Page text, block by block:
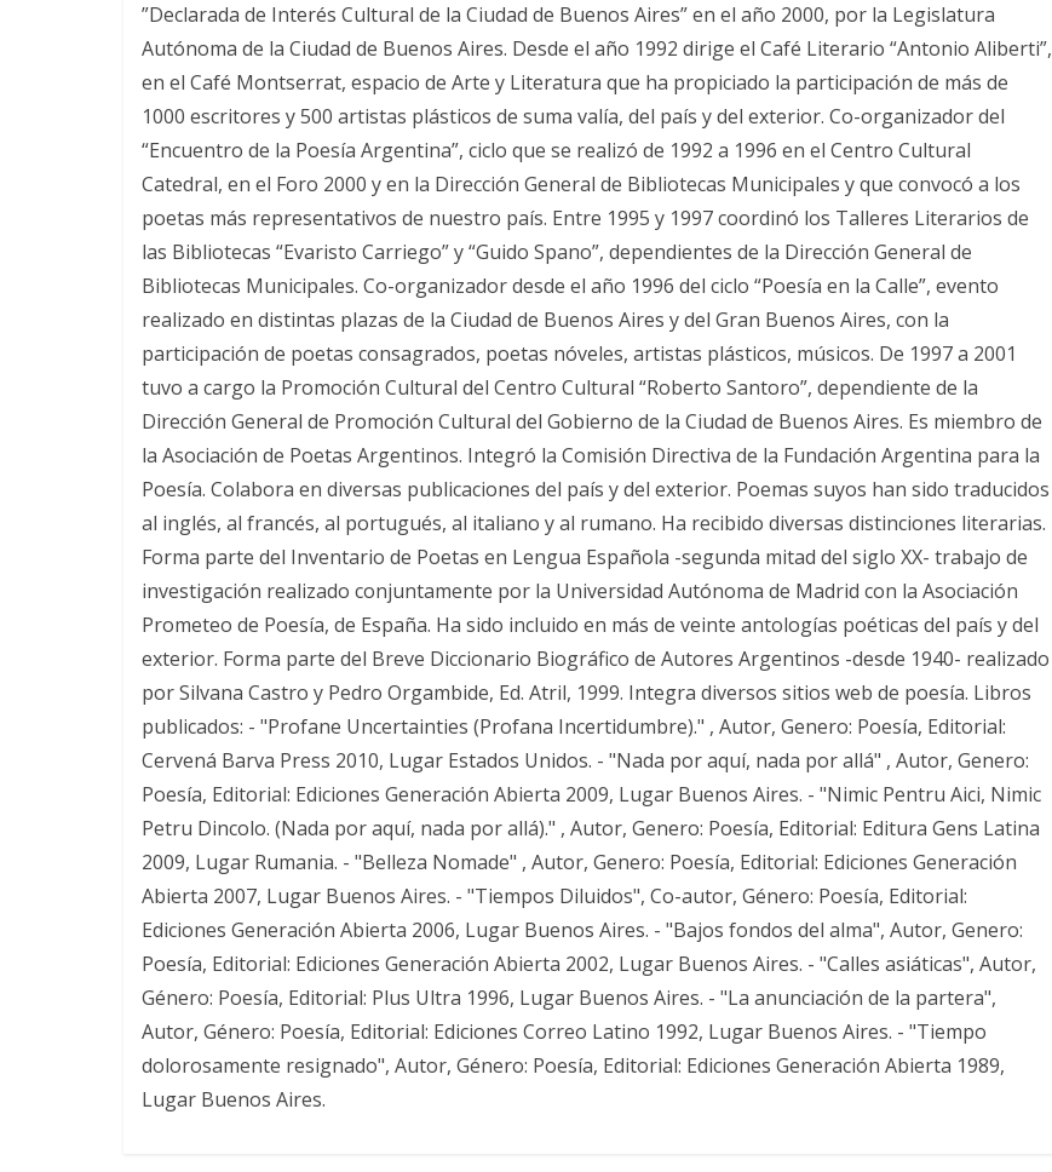
”Declarada de Interés Cultural de la Ciudad de Buenos Aires” en el año 2000, por la Legislatura
Autónoma de la Ciudad de Buenos Aires. Desde el año 1992 dirige el Café Literario “Antonio Aliberti”,
en el Café Montserrat, espacio de Arte y Literatura que ha propiciado la participación de más de
1000 escritores y 500 artistas plásticos de suma valía, del país y del exterior. Co-organizador del
“Encuentro de la Poesía Argentina”, ciclo que se realizó de 1992 a 1996 en el Centro Cultural
Catedral, en el Foro 2000 y en la Dirección General de Bibliotecas Municipales y que convocó a los
poetas más representativos de nuestro país. Entre 1995 y 1997 coordinó los Talleres Literarios de
las Bibliotecas “Evaristo Carriego” y “Guido Spano”, dependientes de la Dirección General de
Bibliotecas Municipales. Co-organizador desde el año 1996 del ciclo “Poesía en la Calle”, evento
realizado en distintas plazas de la Ciudad de Buenos Aires y del Gran Buenos Aires, con la
participación de poetas consagrados, poetas nóveles, artistas plásticos, músicos. De 1997 a 2001
tuvo a cargo la Promoción Cultural del Centro Cultural “Roberto Santoro”, dependiente de la
Dirección General de Promoción Cultural del Gobierno de la Ciudad de Buenos Aires. Es miembro de
la Asociación de Poetas Argentinos. Integró la Comisión Directiva de la Fundación Argentina para la
Poesía. Colabora en diversas publicaciones del país y del exterior. Poemas suyos han sido traducidos
al inglés, al francés, al portugués, al italiano y al rumano. Ha recibido diversas distinciones literarias.
Forma parte del Inventario de Poetas en Lengua Española -segunda mitad del siglo XX- trabajo de
investigación realizado conjuntamente por la Universidad Autónoma de Madrid con la Asociación
Prometeo de Poesía, de España. Ha sido incluido en más de veinte antologías poéticas del país y del
exterior. Forma parte del Breve Diccionario Biográfico de Autores Argentinos -desde 1940- realizado
por Silvana Castro y Pedro Orgambide, Ed. Atril, 1999. Integra diversos sitios web de poesía. Libros
publicados: - "Profane Uncertainties (Profana Incertidumbre)." , Autor, Genero: Poesía, Editorial:
Cervená Barva Press 2010, Lugar Estados Unidos. - "Nada por aquí, nada por allá" , Autor, Genero:
Poesía, Editorial: Ediciones Generación Abierta 2009, Lugar Buenos Aires. - "Nimic Pentru Aici, Nimic
Petru Dincolo. (Nada por aquí, nada por allá)." , Autor, Genero: Poesía, Editorial: Editura Gens Latina
2009, Lugar Rumania. - "Belleza Nomade" , Autor, Genero: Poesía, Editorial: Ediciones Generación
Abierta 2007, Lugar Buenos Aires. - "Tiempos Diluidos", Co-autor, Género: Poesía, Editorial:
Ediciones Generación Abierta 2006, Lugar Buenos Aires. - "Bajos fondos del alma", Autor, Genero:
Poesía, Editorial: Ediciones Generación Abierta 2002, Lugar Buenos Aires. - "Calles asiáticas", Autor,
Género: Poesía, Editorial: Plus Ultra 1996, Lugar Buenos Aires. - "La anunciación de la partera",
Autor, Género: Poesía, Editorial: Ediciones Correo Latino 1992, Lugar Buenos Aires. - "Tiempo
dolorosamente resignado", Autor, Género: Poesía, Editorial: Ediciones Generación Abierta 1989,
Lugar Buenos Aires.